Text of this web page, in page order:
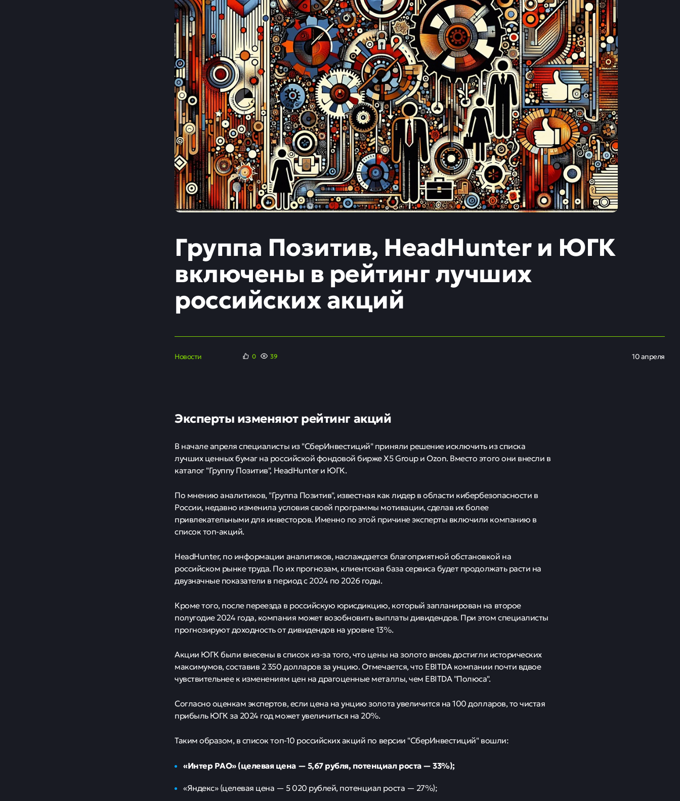
Группа Позитив, HeadHunter и ЮГК
включены в рейтинг лучших
российских акций
Новости 0 39 10 апреля
Эксперты изменяют рейтинг акций
В начале апреля специалисты из "СберИнвестиций" приняли решение исключить из списка
лучших ценных бумаг на российской фондовой бирже X5 Group и Ozon. Вместо этого они внесли в
каталог "Группу Позитив", HeadHunter и ЮГК.
По мнению аналитиков, "Группа Позитив", известная как лидер в области кибербезопасности в
России, недавно изменила условия своей программы мотивации, сделав их более
привлекательными для инвесторов. Именно по этой причине эксперты включили компанию в
список топ-акций.
HeadHunter, по информации аналитиков, наслаждается благоприятной обстановкой на
российском рынке труда. По их прогнозам, клиентская база сервиса будет продолжать расти на
двузначные показатели в период с 2024 по 2026 годы.
Кроме того, после переезда в российскую юрисдикцию, который запланирован на второе
полугодие 2024 года, компания может возобновить выплаты дивидендов. При этом специалисты
прогнозируют доходность от дивидендов на уровне 13%.
Акции ЮГК были внесены в список из-за того, что цены на золото вновь достигли исторических
максимумов, составив 2 350 долларов за унцию. Отмечается, что EBITDA компании почти вдвое
чувствительнее к изменениям цен на драгоценные металлы, чем EBITDA "Полюса".
Согласно оценкам экспертов, если цена на унцию золота увеличится на 100 долларов, то чистая
прибыль ЮГК за 2024 год может увеличиться на 20%.
Таким образом, в список топ-10 российских акций по версии "СберИнвестиций" вошли:
«Интер РАО» (целевая цена — 5,67 рубля, потенциал роста — 33%);
«Яндекс» (целевая цена — 5 020 рублей, потенциал роста — 27%);